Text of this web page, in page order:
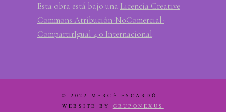
Esta obra está bajo una Licencia Creative
Commons Atribución-NoComercial-
CompartirIgual 4.0 Internacional.
© 2022 MERCÈ ESCARDÓ –
WEBSITE BY GRUPONEXUS